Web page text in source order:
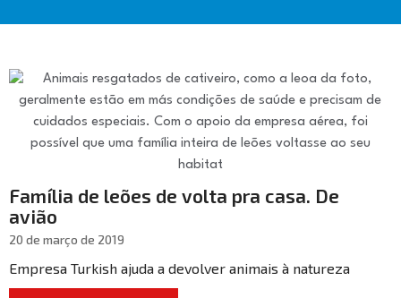
Família de leões de volta pra casa. De
avião
20 de março de 2019
Empresa Turkish ajuda a devolver animais à natureza